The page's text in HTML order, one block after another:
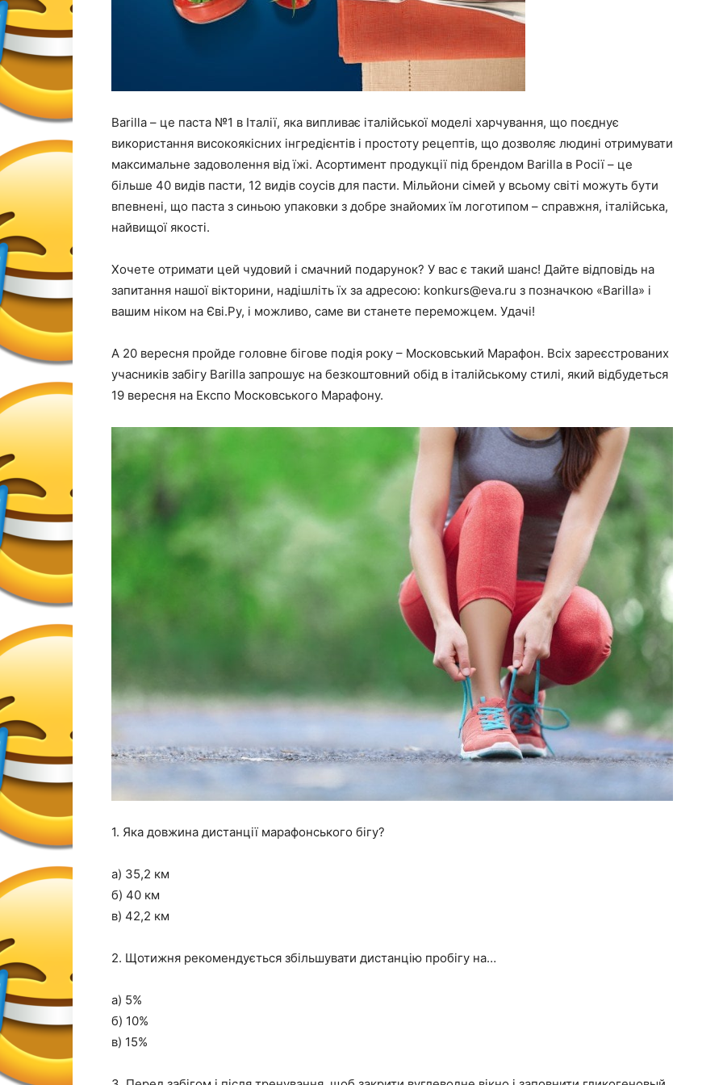
Barilla – це паста №1 в Італії, яка випливає італійської моделі харчування, що поєднує
використання високоякісних інгредієнтів і простоту рецептів, що дозволяє людині отримувати
максимальне задоволення від їжі. Асортимент продукції під брендом Barilla в Росії – це
більше 40 видів пасти, 12 видів соусів для пасти. Мільйони сімей у всьому світі можуть бути
впевнені, що паста з синьою упаковки з добре знайомих їм логотипом – справжня, італійська,
найвищої якості.
Хочете отримати цей чудовий і смачний подарунок? У вас є такий шанс! Дайте відповідь на
запитання нашої вікторини, надішліть їх за адресою: konkurs@eva.ru з позначкою «Barilla» і
вашим ніком на Єві.Ру, і можливо, саме ви станете переможцем. Удачі!
А 20 вересня пройде головне бігове подія року – Московський Марафон. Всіх зареєстрованих
учасників забігу Barilla запрошує на безкоштовний обід в італійському стилі, який відбудеться
19 вересня на Експо Московського Марафону.
1. Яка довжина дистанції марафонського бігу?
а) 35,2 км
б) 40 км
в) 42,2 км
2. Щотижня рекомендується збільшувати дистанцію пробігу на…
а) 5%
б) 10%
в) 15%